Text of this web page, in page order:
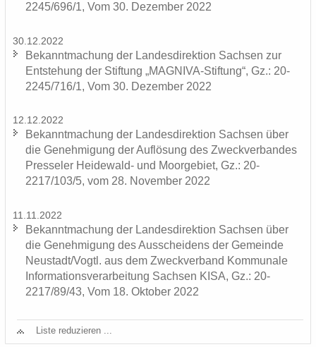
2245/696/1, Vom 30. De­zem­ber 2022
30.12.2022
Be­kannt­ma­chung der Lan­des­di­rek­ti­on Sach­sen zur
Ent­ste­hung der Stif­tung „MAGNIVA-​Stiftung“, Gz.: 20-
2245/716/1, Vom 30. De­zem­ber 2022
12.12.2022
Be­kannt­ma­chung der Lan­des­di­rek­ti­on Sach­sen über
die Ge­neh­mi­gung der Auf­lö­sung des Zweck­ver­ban­des
Pres­se­ler Heidewald-​ und Moor­ge­biet, Gz.: 20-
2217/103/5, vom 28. No­vem­ber 2022
11.11.2022
Be­kannt­ma­chung der Lan­des­di­rek­ti­on Sach­sen über
die Ge­neh­mi­gung des Aus­schei­dens der Ge­mein­de
Neu­stadt/Vogtl. aus dem Zweck­ver­band Kom­mu­na­le
In­for­ma­ti­ons­ver­ar­bei­tung Sach­sen KISA, Gz.: 20-
2217/89/43, Vom 18. Ok­to­ber 2022
Liste re­du­zie­ren ...